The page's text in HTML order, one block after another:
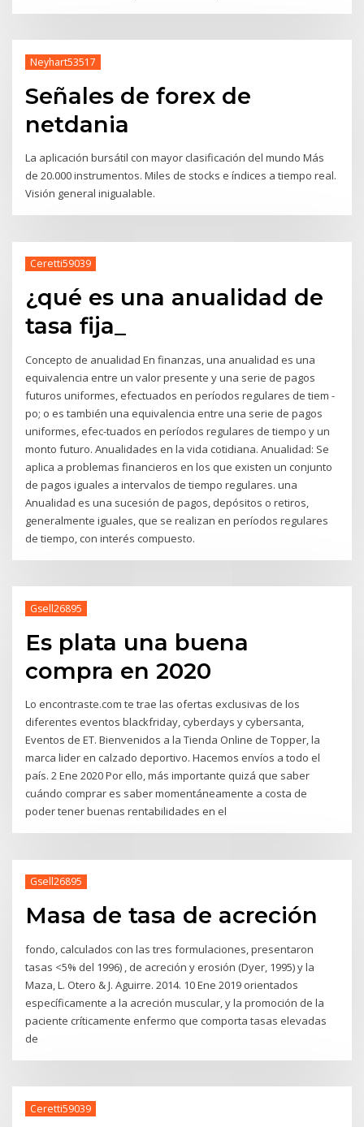
Neyhart53517
Señales de forex de
netdania
La aplicación bursátil con mayor clasificación del mundo Más
de 20.000 instrumentos. Miles de stocks e índices a tiempo real.
Visión general inigualable.
Ceretti59039
¿qué es una anualidad de
tasa fija_
Concepto de anualidad En finanzas, una anualidad es una
equivalencia entre un valor presente y una serie de pagos
futuros uniformes, efectuados en períodos regulares de tiem -
po; o es también una equivalencia entre una serie de pagos
uniformes, efec-tuados en períodos regulares de tiempo y un
monto futuro. Anualidades en la vida cotidiana. Anualidad: Se
aplica a problemas financieros en los que existen un conjunto
de pagos iguales a intervalos de tiempo regulares. una
Anualidad es una sucesión de pagos, depósitos o retiros,
generalmente iguales, que se realizan en períodos regulares
de tiempo, con interés compuesto.
Gsell26895
Es plata una buena
compra en 2020
Lo encontraste.com te trae las ofertas exclusivas de los
diferentes eventos blackfriday, cyberdays y cybersanta,
Eventos de ET. Bienvenidos a la Tienda Online de Topper, la
marca lider en calzado deportivo. Hacemos envíos a todo el
país. 2 Ene 2020 Por ello, más importante quizá que saber
cuándo comprar es saber momentáneamente a costa de
poder tener buenas rentabilidades en el
Gsell26895
Masa de tasa de acreción
fondo, calculados con las tres formulaciones, presentaron
tasas <5% del 1996) , de acreción y erosión (Dyer, 1995) y la
Maza, L. Otero & J. Aguirre. 2014. 10 Ene 2019 orientados
específicamente a la acreción muscular, y la promoción de la
paciente críticamente enfermo que comporta tasas elevadas
de
Ceretti59039